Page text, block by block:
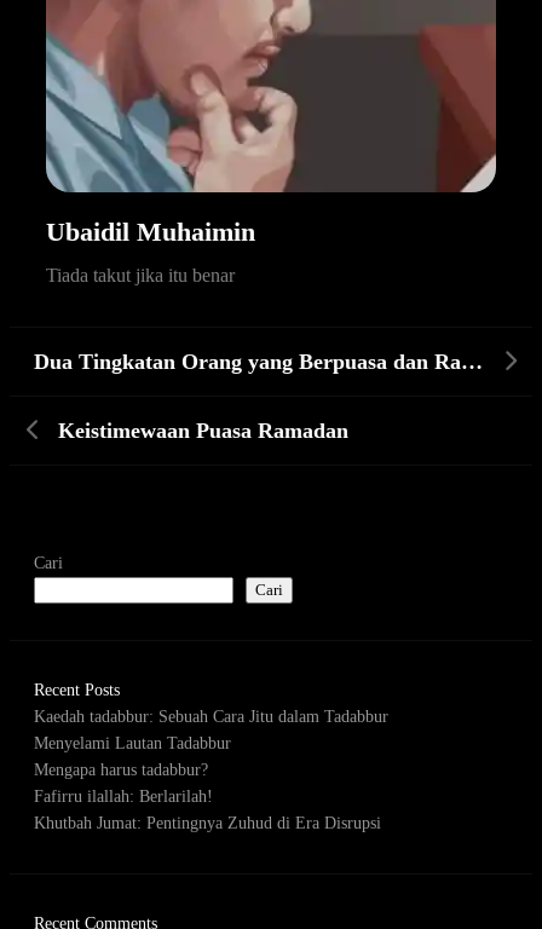
Ubaidil Muhaimin
Tiada takut jika itu benar
Dua Tingkatan Orang yang Berpuasa dan Rahasia Aroma tak Sedap
Keistimewaan Puasa Ramadan
Cari
Cari
Recent Posts
Kaedah tadabbur: Sebuah Cara Jitu dalam Tadabbur
Menyelami Lautan Tadabbur
Mengapa harus tadabbur?
Fafirru ilallah: Berlarilah!
Khutbah Jumat: Pentingnya Zuhud di Era Disrupsi
Recent Comments